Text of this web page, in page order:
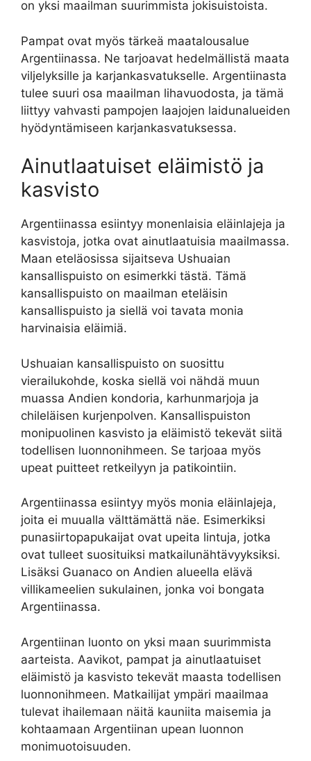
on yksi maailman suurimmista jokisuistoista.
Pampat ovat myös tärkeä maatalousalue
Argentiinassa. Ne tarjoavat hedelmällistä maata
viljelyksille ja karjankasvatukselle. Argentiinasta
tulee suuri osa maailman lihavuodosta, ja tämä
liittyy vahvasti pampojen laajojen laidunalueiden
hyödyntämiseen karjankasvatuksessa.
Ainutlaatuiset eläimistö ja
kasvisto
Argentiinassa esiintyy monenlaisia eläinlajeja ja
kasvistoja, jotka ovat ainutlaatuisia maailmassa.
Maan eteläosissa sijaitseva Ushuaian
kansallispuisto on esimerkki tästä. Tämä
kansallispuisto on maailman eteläisin
kansallispuisto ja siellä voi tavata monia
harvinaisia eläimiä.
Ushuaian kansallispuisto on suosittu
vierailukohde, koska siellä voi nähdä muun
muassa Andien kondoria, karhunmarjoja ja
chileläisen kurjenpolven. Kansallispuiston
monipuolinen kasvisto ja eläimistö tekevät siitä
todellisen luonnonihmeen. Se tarjoaa myös
upeat puitteet retkeilyyn ja patikointiin.
Argentiinassa esiintyy myös monia eläinlajeja,
joita ei muualla välttämättä näe. Esimerkiksi
punasiirtopapukaijat ovat upeita lintuja, jotka
ovat tulleet suosituiksi matkailunähtävyyksiksi.
Lisäksi Guanaco on Andien alueella elävä
villikameelien sukulainen, jonka voi bongata
Argentiinassa.
Argentiinan luonto on yksi maan suurimmista
aarteista. Aavikot, pampat ja ainutlaatuiset
eläimistö ja kasvisto tekevät maasta todellisen
luonnonihmeen. Matkailijat ympäri maailmaa
tulevat ihailemaan näitä kauniita maisemia ja
kohtaamaan Argentiinan upean luonnon
monimuotoisuuden.